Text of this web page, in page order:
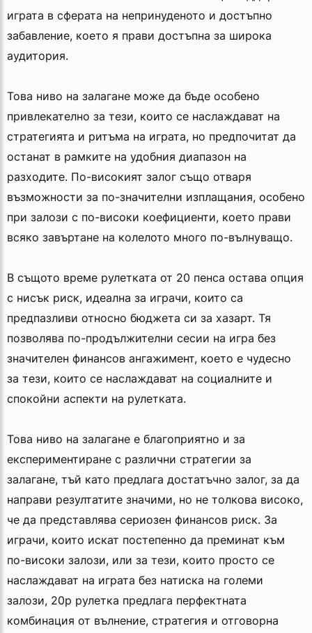
играта в сферата на непринуденото и достъпно
забавление, което я прави достъпна за широка
аудитория.
Това ниво на залагане може да бъде особено
привлекателно за тези, които се наслаждават на
стратегията и ритъма на играта, но предпочитат да
останат в рамките на удобния диапазон на
разходите. По-високият залог също отваря
възможности за по-значителни изплащания, особено
при залози с по-високи коефициенти, което прави
всяко завъртане на колелото много по-вълнуващо.
В същото време рулетката от 20 пенса остава опция
с нисък риск, идеална за играчи, които са
предпазливи относно бюджета си за хазарт. Тя
позволява по-продължителни сесии на игра без
значителен финансов ангажимент, което е чудесно
за тези, които се наслаждават на социалните и
спокойни аспекти на рулетката.
Това ниво на залагане е благоприятно и за
експериментиране с различни стратегии за
залагане, тъй като предлага достатъчно залог, за да
направи резултатите значими, но не толкова високо,
че да представлява сериозен финансов риск. За
играчи, които искат постепенно да преминат към
по-високи залози, или за тези, които просто се
наслаждават на играта без натиска на големи
залози, 20p рулетка предлага перфектната
комбинация от вълнение, стратегия и отговорна